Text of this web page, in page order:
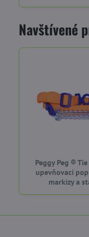
Navštívené
Peggy Peg ®
upevňovací
markízy a